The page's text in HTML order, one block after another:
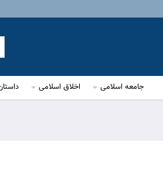
جامعه اسلامی اخلاق اسلامی